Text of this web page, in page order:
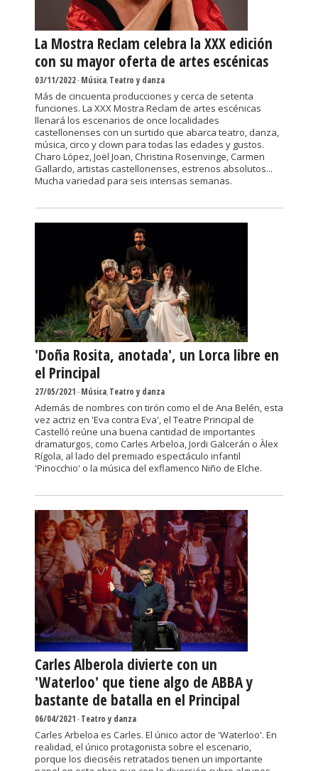
La Mostra Reclam celebra la XXX edición
con su mayor oferta de artes escénicas
03/11/2022-Música,Teatro y danza
Más de cincuenta producciones y cerca de setenta
funciones. La XXX Mostra Reclam de artes escénicas
llenará los escenarios de once localidades
castellonenses con un surtido que abarca teatro, danza,
música, circo y clown para todas las edades y gustos.
Charo López, Joël Joan, Christina Rosenvinge, Carmen
Gallardo, artistas castellonenses, estrenos absolutos...
Mucha variedad para seis intensas semanas.
'Doña Rosita, anotada', un Lorca libre en
el Principal
27/05/2021-Música,Teatro y danza
Además de nombres con tirón como el de Ana Belén, esta
vez actriz en 'Eva contra Eva', el Teatre Principal de
Castelló reúne una buena cantidad de importantes
dramaturgos, como Carles Arbeloa, Jordi Galcerán o Àlex
Rígola, al lado del premiado espectáculo infantil
'Pinocchio' o la música del exflamenco Niño de Elche.
Carles Alberola divierte con un
'Waterloo' que tiene algo de ABBA y
bastante de batalla en el Principal
06/04/2021-Teatro y danza
Carles Arbeloa es Carles. El único actor de 'Waterloo'. En
realidad, el único protagonista sobre el escenario,
porque los dieciséis retratados tienen un importante